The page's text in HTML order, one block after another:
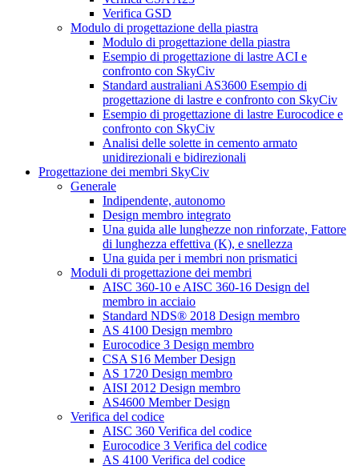
Verifica GSD
Modulo di progettazione della piastra
Modulo di progettazione della piastra
Esempio di progettazione di lastre ACI e
confronto con SkyCiv
Standard australiani AS3600 Esempio di
progettazione di lastre e confronto con SkyCiv
Esempio di progettazione di lastre Eurocodice e
confronto con SkyCiv
Analisi delle solette in cemento armato
unidirezionali e bidirezionali
Progettazione dei membri SkyCiv
Generale
Indipendente, autonomo
Design membro integrato
Una guida alle lunghezze non rinforzate, Fattore
di lunghezza effettiva (K), e snellezza
Una guida per i membri non prismatici
Moduli di progettazione dei membri
AISC 360-10 e AISC 360-16 Design del
membro in acciaio
Standard NDS® 2018 Design membro
AS 4100 Design membro
Eurocodice 3 Design membro
CSA S16 Member Design
AS 1720 Design membro
AISI 2012 Design membro
AS4600 Member Design
Verifica del codice
AISC 360 Verifica del codice
Eurocodice 3 Verifica del codice
AS 4100 Verifica del codice